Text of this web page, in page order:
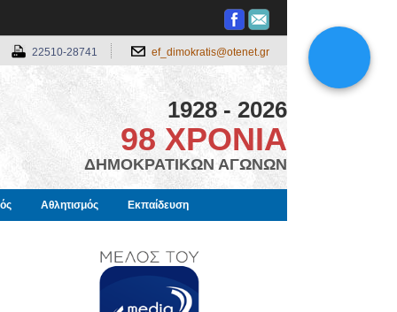
22510-28741 ef_dimokratis@otenet.gr
1928 - 2026
98 ΧΡΟΝΙΑ
ΔΗΜΟΚΡΑΤΙΚΩΝ ΑΓΩΝΩΝ
Αθλητισμός Εκπαίδευση